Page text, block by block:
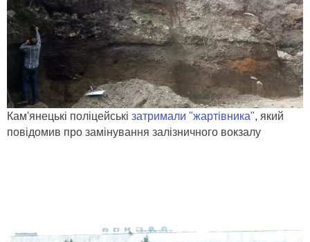
Кам'янецькі поліцейські затримали "жартівника", який
повідомив про замінування залізничного вокзалу